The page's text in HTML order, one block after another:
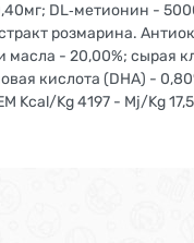
DL‐метионин -
розмарина.
- 20,00%; сырая
кислота (DHA) -
Kcal/Kg 4197 - Mj/Kg